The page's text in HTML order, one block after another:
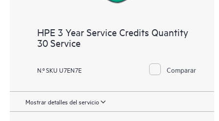
HPE 3 Year Service Credits Quantity
30 Service
N.º SKU U7EN7E Comparar
Mostrar detalles del servicio